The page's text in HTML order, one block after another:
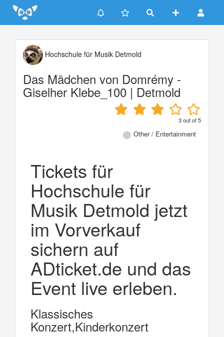
Update cookies preferences
Hochschule für Musik Detmold
Das Mädchen von Domrémy -
Giselher Klebe_100 | Detmold
3out of5
Other / Entertainment
Tickets für
Hochschule für
Musik Detmold jetzt
im Vorverkauf
sichern auf
ADticket.de und das
Event live erleben.
Klassisches
Konzert,Kinderkonzert